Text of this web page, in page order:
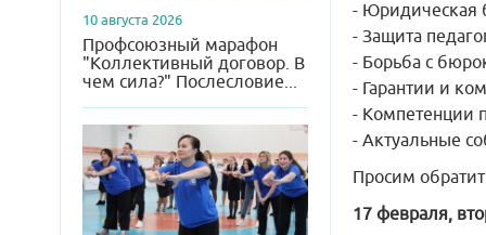
10 августа 2026
Профсоюзный марафон
"Коллективный договор. В
чем сила?" Послесловие...
- Юридическая
- Защита
- Борьба с
- Гарантии и
- Компетенции
- Актуальные
Просим
17 февраля,